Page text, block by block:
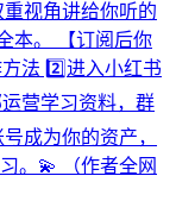
视角讲给你听的
本。 【订阅后你
法 2️⃣进入小红书
营学习资料，群
成为你的资产，
。💫 （作者全网